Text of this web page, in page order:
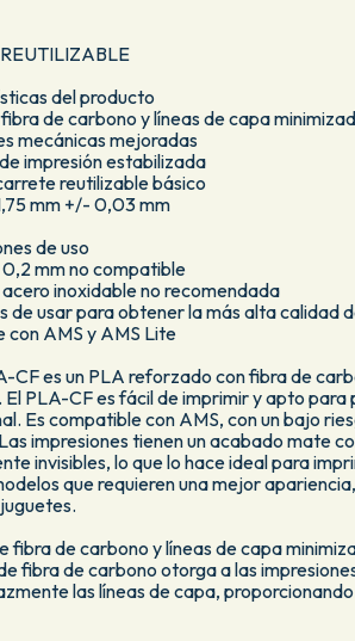
del producto
de carbono y líneas de capa
mecánicas mejoradas
impresión estabilizada
reutilizable básico
mm +/- 0,03 mm
de uso
0,2 mm no compatible
inoxidable no recomendada
de usar para obtener la más alta calidad
con AMS y AMS Lite
CF es un PLA reforzado con fibra de
El PLA-CF es fácil de imprimir y apto
Es compatible con AMS, con un bajo
impresiones tienen un acabado mate
invisibles, lo que lo hace ideal para
que requieren una mejor
fibra de carbono y líneas de capa
fibra de carbono otorga a las
las líneas de capa,